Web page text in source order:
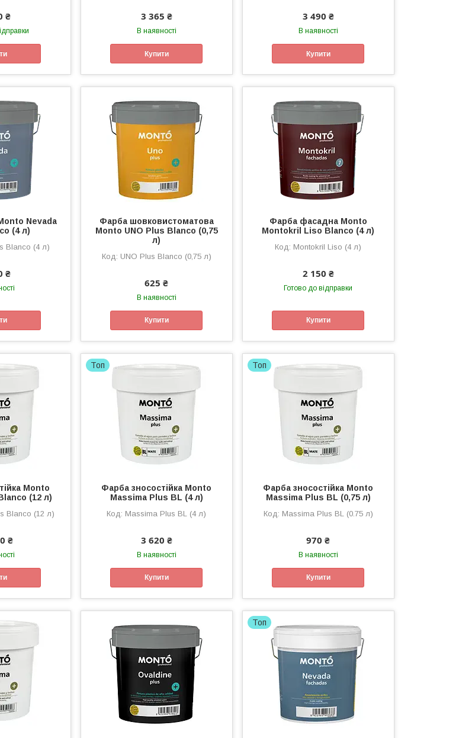
₴ 3 365 ₴
В наявності
Купити
3 490 ₴
В наявності
Купити
Nevada
(4 л)
Blanco (4 л)
₴
Фарба шовковистоматова
Monto UNO Plus Blanco (0,75
л)
UNO Plus Blanco (0,75 л)
625 ₴
В наявності
Купити
Фарба фасадна Monto
Montokril Liso Blanco (4 л)
Montokril Liso (4 л)
2 150 ₴
Готово до відправки
Купити
Monto
(12 л)
Blanco (12 л)
₴
Топ
Фарба зносостійка Monto
Massima Plus BL (4 л)
Massima Plus BL (4 л)
3 620 ₴
В наявності
Купити
Топ
Фарба зносостійка Monto
Massima Plus BL (0,75 л)
Massima Plus BL (0.75 л)
970 ₴
В наявності
Купити
Топ